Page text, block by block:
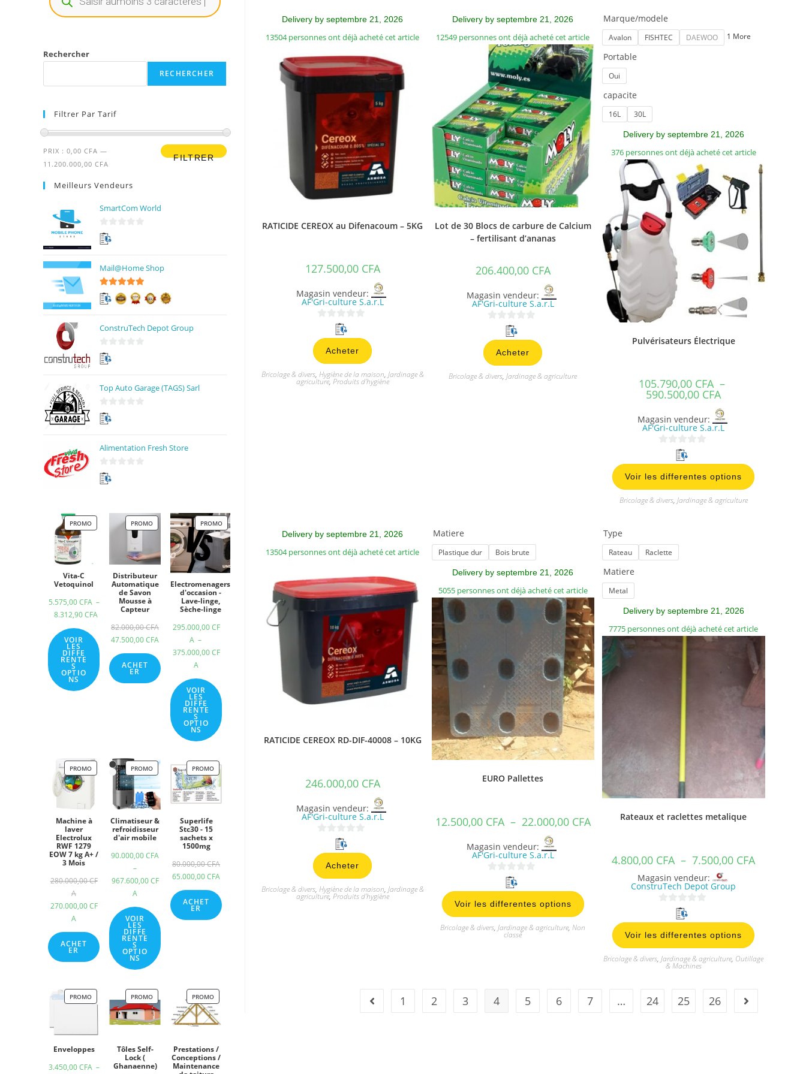
Delivery by septembre 21, 2026
13504 personnes ont déjà acheté cet article
RATICIDE CEREOX au Difenacoum – 5KG
127.500,00 CFA
Magasin vendeur:
AF'Gri-culture S.a.r.L
s
r
5
Acheter
Bricolage & divers, Hygiène de la maison, Jardinage &
agriculture, Produits d'hygiène
Delivery by septembre 21, 2026
12549 personnes ont déjà acheté cet article
Lot de 30 Blocs de carbure de Calcium
– fertilisant d’ananas
206.400,00 CFA
Magasin vendeur:
AF'Gri-culture S.a.r.L
s
r
5
Acheter
Bricolage & divers,Jardinage & agriculture
Marque/modele
Avalon FISHTEC DAEWOO 1 More
Portable
Oui
capacite
16L 30L
Delivery by septembre 21, 2026
376 personnes ont déjà acheté cet article
Pulvérisateurs Électrique
105.790,00 CFA –
590.500,00 CFA
Magasin vendeur:
AF'Gri-culture S.a.r.L
s
u
r
5
Voir les differentes options
Bricolage & divers, Jardinage & agriculture
Delivery by septembre 21, 2026
13504 personnes ont déjà acheté cet article
RATICIDE CEREOX RD-DIF-40008 – 10KG
246.000,00 CFA
Magasin vendeur:
AF'Gri-culture S.a.r.L
s
r
5
Acheter
Bricolage & divers, Hygiène de la maison, Jardinage &
agriculture, Produits d'hygiène
Matiere
Plastique dur Bois brute
Delivery by septembre 21, 2026
5055 personnes ont déjà acheté cet article
EURO Pallettes
12.500,00 CFA – 22.000,00 CFA
Magasin vendeur:
AF'Gri-culture S.a.r.L
s
u
r
5
Voir les differentes options
Bricolage & divers,Jardinage & agriculture,Non
classé
Type
Rateau Raclette
Matiere
Metal
Delivery by septembre 21, 2026
7775 personnes ont déjà acheté cet article
Rateaux et raclettes metalique
4.800,00 CFA – 7.500,00 CFA
Magasin vendeur:
ConstruTech Depot Group
s
u
r
5
Voir les differentes options
Bricolage & divers,Jardinage & agriculture, Outillage
& Machines
1 2 3 4 5 6 7 … 24 25 26
Rechercher
RECHERCHER
Filtrer Par Tarif
FILTRER
PRIX : 0,00 CFA —
11.200.000,00 CFA
Meilleurs Vendeurs
SmartCom World
0
s
r
5
Mail@Home Shop
5sur 5
ConstruTech Depot Group
0
s
r
Top Auto Garage (TAGS) Sarl
0
s
r
Alimentation Fresh Store
0
s
PROMO
Vita-C
Vetoquinol
5.575,00CFA –
8.312,90CFA
VOIR
LES
DIFFE
RENTE
S
OPTIO
NS
PROMO
Distributeur
Automatique
de Savon
Mousse à
Capteur
82.000,00CFA
47.500,00CFA
ACHET
ER
PROMO
Electromenagers
d'occasion -
Lave-linge,
Sèche-linge
295.000,00CF
A –
375.000,00CF
A
VOIR
LES
DIFFE
RENTE
S
OPTIO
NS
PROMO
Machine à
laver
Electrolux
RWF 1279
EOW 7 kg A+ /
3 Mois
280.000,00CF
A
270.000,00CF
A
ACHET
ER
PROMO
Climatiseur &
refroidisseur
d'air mobile
90.000,00CFA
–
967.600,00CF
A
VOIR
LES
DIFFE
RENTE
S
OPTIO
NS
PROMO
Superlife
Stc30 - 15
sachets x
1500mg
80.000,00CFA
65.000,00CFA
ACHET
ER
PROMO
Enveloppes
3.450,00CFA –
PROMO
Tôles Self-
Lock (
Ghanaenne)
PROMO
Prestations /
Conceptions /
Maintenance